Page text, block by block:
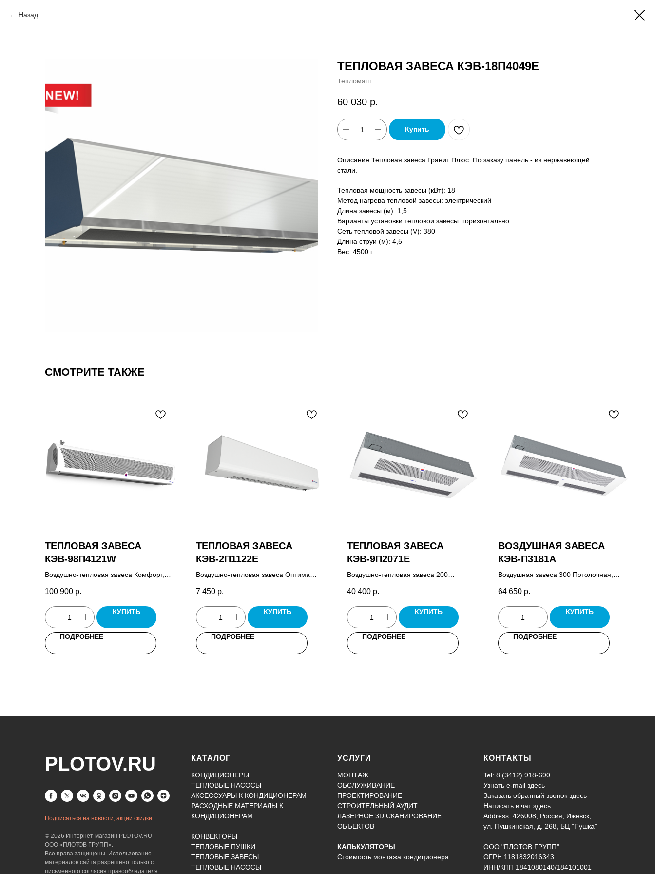
Назад
ТЕПЛОВАЯ ЗАВЕСА КЭВ-18П4049Е
Тепломаш
60 030 р.
Купить
Описание Тепловая завеса Гранит Плюс. По заказу панель - из нержавеющей
стали.
Тепловая мощность завесы (кВт): 18
Метод нагрева тепловой завесы: электрический
Длина завесы (м): 1,5
Варианты установки тепловой завесы: горизонтально
Сеть тепловой завесы (V): 380
Длина струи (м): 4,5
Вес: 4500 г
СМОТРИТЕ ТАКЖЕ
ТЕПЛОВАЯ ЗАВЕСА
КЭВ-98П4121W
Воздушно-тепловая завеса Комфорт,
крепежных кронштейнов, паспорт.
100 900 р.
КУПИТЬ
ПОДРОБНЕЕ
ТЕПЛОВАЯ ЗАВЕСА
КЭВ-2П1122E
Воздушно-тепловая завеса Оптима
7 450 р.
КУПИТЬ
ПОДРОБНЕЕ
ТЕПЛОВАЯ ЗАВЕСА
КЭВ-9П2071E
Воздушно-тепловая завеса 200
HL10, паспорт.
40 400 р.
КУПИТЬ
ПОДРОБНЕЕ
ВОЗДУШНАЯ ЗАВЕСА
КЭВ-П3181A
Воздушная завеса 300 Потолочная,
паспорт.
64 650 р.
КУПИТЬ
ПОДРОБНЕЕ
PLOTOV.RU
Подписаться на новости, акции скидки
© 2026 Интернет-магазин PLOTOV.RU
ООО «ПЛОТОВ ГРУПП».
Все права защищены. Использование
материалов сайта разрешено только с
письменного согласия правообладателя.
КАТАЛОГ
КОНДИЦИОНЕРЫ
ТЕПЛОВЫЕ НАСОСЫ
АКСЕССУАРЫ К КОНДИЦИОНЕРАМ
РАСХОДНЫЕ МАТЕРИАЛЫ К
КОНДИЦИОНЕРАМ
КОНВЕКТОРЫ
ТЕПЛОВЫЕ ПУШКИ
ТЕПЛОВЫЕ ЗАВЕСЫ
ТЕПЛОВЫЕ НАСОСЫ
УСЛУГИ
МОНТАЖ
ОБСЛУЖИВАНИЕ
ПРОЕКТИРОВАНИЕ
СТРОИТЕЛЬНЫЙ АУДИТ
ЛАЗЕРНОЕ 3D СКАНИРОВАНИЕ
ОБЪЕКТОВ
КАЛЬКУЛЯТОРЫ
Стоимость монтажа кондиционера
КОНТАКТЫ
Tel: 8 (3412) 918-690..
Узнать e-mail здесь
Заказать обратный звонок здесь
Написать в чатздесь
Address: 426008, Россия, Ижевск,
ул. Пушкинская, д. 268, БЦ "Пушка"
ООО "ПЛОТОВ ГРУПП"
ОГРН 1181832016343
ИНН/КПП 1841080140/184101001